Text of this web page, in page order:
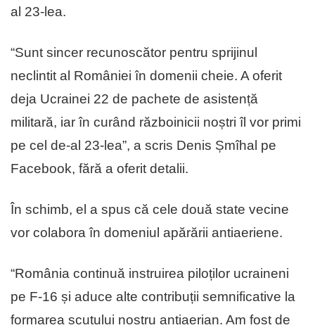
al 23-lea.
“Sunt sincer recunoscător pentru sprijinul
neclintit al României în domenii cheie. A oferit
deja Ucrainei 22 de pachete de asistență
militară, iar în curând războinicii noștri îl vor primi
pe cel de-al 23-lea”, a scris Denis Șmîhal pe
Facebook, fără a oferit detalii.
În schimb, el a spus că cele două state vecine
vor colabora în domeniul apărării antiaeriene.
“România continuă instruirea piloților ucraineni
pe F-16 și aduce alte contribuții semnificative la
formarea scutului nostru antiaerian. Am fost de